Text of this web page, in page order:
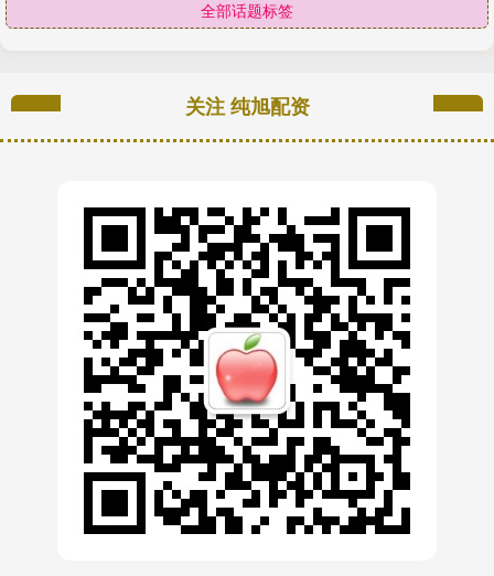
全部话题标签
关注 纯旭配资